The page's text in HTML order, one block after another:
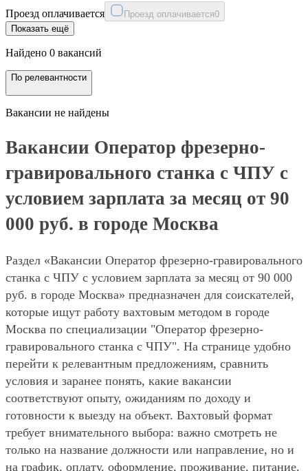
Проезд оплачивается Проезд оплачивается0
Показать ещё
Найдено 0 вакансий
По релевантности
Вакансии не найдены
Вакансии Оператор фрезерно-
гравировального станка с ЧПУ с
условием зарплата за месяц от 90
000 руб. в городе Москва
Раздел «Вакансии Оператор фрезерно-гравировального
станка с ЧПУ с условием зарплата за месяц от 90 000
руб. в городе Москва» предназначен для соискателей,
которые ищут работу вахтовым методом в городе
Москва по специализации "Оператор фрезерно-
гравировального станка с ЧПУ". На странице удобно
перейти к релевантным предложениям, сравнить
условия и заранее понять, какие вакансии
соответствуют опыту, ожиданиям по доходу и
готовности к выезду на объект. Вахтовый формат
требует внимательного выбора: важно смотреть не
только на название должности или направление, но и
на график, оплату, оформление, проживание, питание,